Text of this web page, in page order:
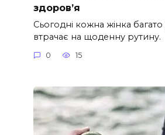
здоров’я
Сьогодні кожна жінка
втрачає на щоденну рутину.
0 15